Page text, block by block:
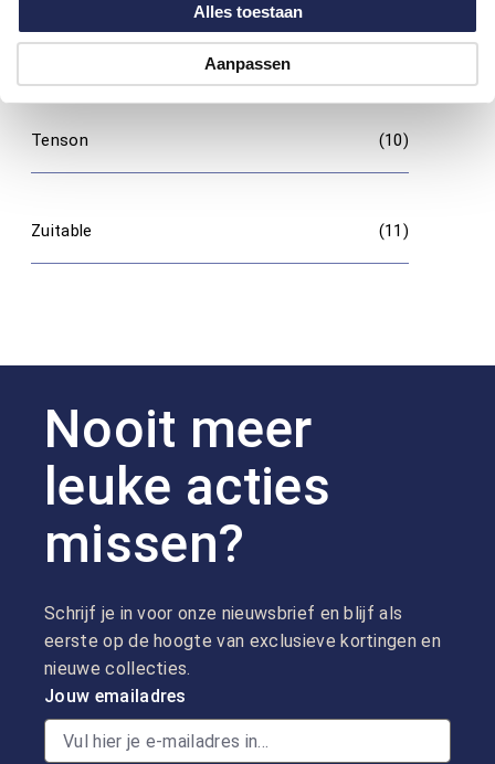
Alles toestaan
Aanpassen
Pioneer (12)
Tenson (10)
Zuitable (11)
Nooit meer
leuke acties
missen?
Schrijf je in voor onze nieuwsbrief en blijf als
eerste op de hoogte van exclusieve kortingen en
nieuwe collecties.
Jouw emailadres